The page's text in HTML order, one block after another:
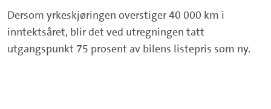
Dersom yrkeskjøringen overstiger 40 000 km i
inntektsåret, blir det ved utregningen tatt
utgangspunkt 75 prosent av bilens listepris som ny.